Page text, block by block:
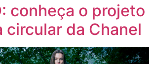
conheça o projeto
circular da Chanel